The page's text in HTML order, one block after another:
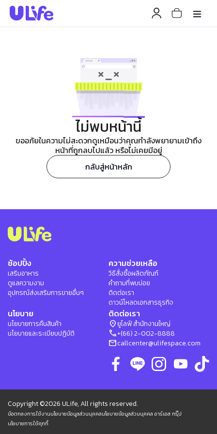
ไม่พบหน้านี้
ขออภัยในความไม่สะดวกดูเหมือนว่าคุณกำลังพยายามเข้าถึง
หน้าที่ถูกลบไปแล้ว หรือไม่เคยมีอยู่
กลับสู่หน้าหลัก
ช้อปปิ้ง
เสริมอาหาร
ดูแลความงาม
อุปกรณ์ส่งเสริมการขายอื่นๆ
ความช่วยเหลือ
วิธีสั่งซื้อผลิตภัณฑ์
คำถามที่พบบ่อย
ติดต่อเรา
ดาวน์โหลดเอกสารธุรกิจ
นโยบาย
นโยบายการคืนสินค้า
นโยบายและระเบียบปฏิบัติ
ติดต่อเรา
location_onยูไลฟ์ สำนักงานใหญ่
phone+(66) 2-002-8888
mailcallcenter@ulifespace.com
Copyright ©2026 ULife, All rights reserved.
ข้อตกลงการใช้งานนโยบายข้อมูลส่วนบุคคลนโยบายข้อมูลส่วนบุคคล อาร์เอส กรุ๊ป
นโยบายการใช้คุกกี้